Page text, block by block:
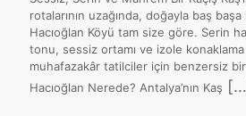
rotalarının uzağında, doğayla baş
Hacıoğlan Köyü tam size göre. Serin
tonu, sessiz ortamı ve izole
muhafazakâr tatilciler için benzersiz
Hacıoğlan Nerede? Antalya’nın Kaş